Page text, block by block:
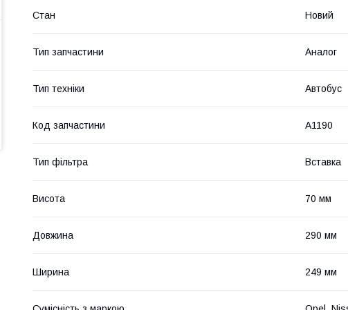
Стан Новий
Тип запчастини Аналог
Тип техніки Автобус
Код запчастини A1190
Тип фільтра Вставка
Висота 70 мм
Довжина 290 мм
Ширина 249 мм